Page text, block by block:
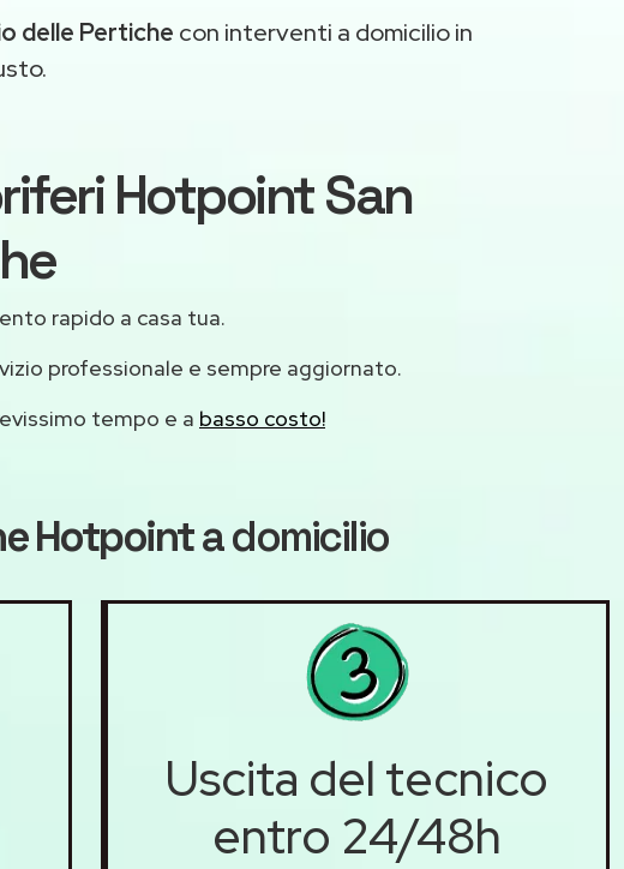
delle Pertiche con interventi a domicilio in
Hotpoint San
rapido a casa tua.
professionale e sempre aggiornato.
tempo e a basso costo!
Hotpointa domicilio
Uscita del tecnico
entro 24/48h